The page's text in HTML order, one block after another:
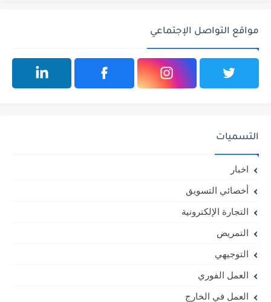
مواقع التواصل الإجتماعي
التسميات
اخبار
أخصائي التسويق
التجارة الإلكترونية
التمريض
التوجيهي
العمل الفوري
العمل في الخارج